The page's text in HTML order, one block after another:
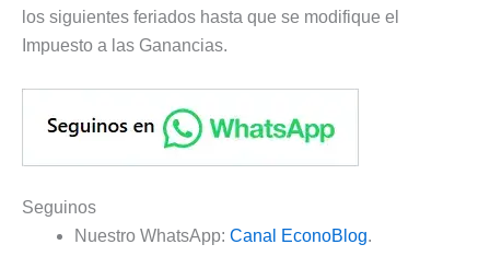
los siguientes feriados hasta que se modifique el
Impuesto a las Ganancias.
Seguinos
Nuestro WhatsApp: Canal EconoBlog.